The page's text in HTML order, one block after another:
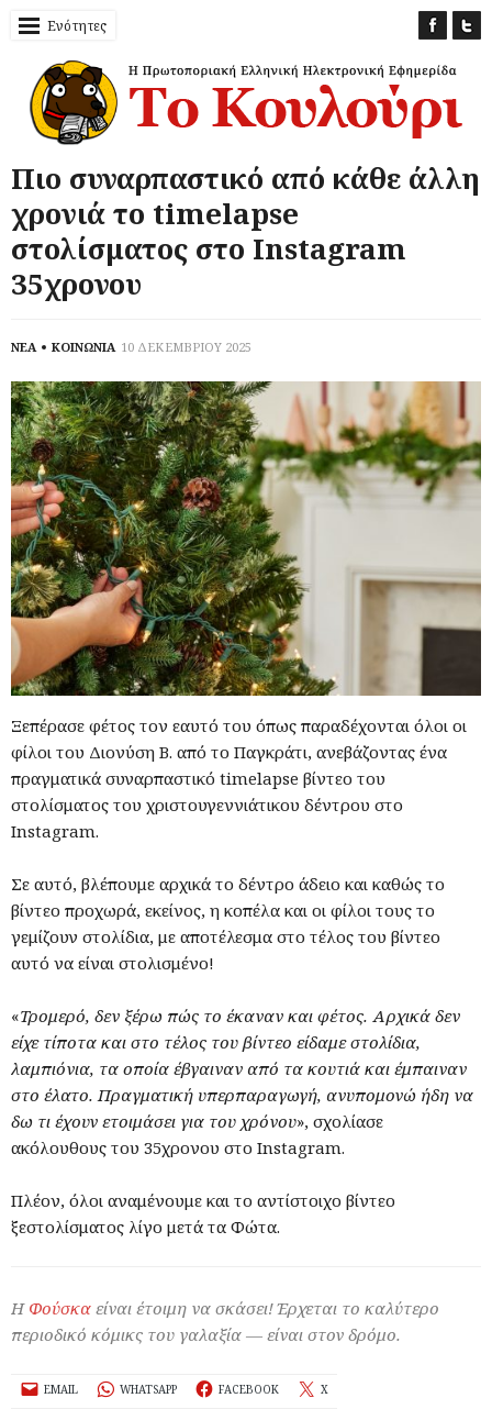
Ενότητες
Πιο συναρπαστικό από κάθε άλλη
χρονιά το timelapse
στολίσματος στο Instagram
35χρονου
ΝΕΑ ΚΟΙΝΩΝΙΑ 10 ΔΕΚΕΜΒΡΙΟΥ 2025
Ξεπέρασε φέτος τον εαυτό του όπως παραδέχονται όλοι οι
φίλοι του Διονύση Β. από το Παγκράτι, ανεβάζοντας ένα
πραγματικά συναρπαστικό timelapse βίντεο του
στολίσματος του χριστουγεννιάτικου δέντρου στο
Instagram.
Σε αυτό, βλέπουμε αρχικά το δέντρο άδειο και καθώς το
βίντεο προχωρά, εκείνος, η κοπέλα και οι φίλοι τους το
γεμίζουν στολίδια, με αποτέλεσμα στο τέλος του βίντεο
αυτό να είναι στολισμένο!
«Τρομερό, δεν ξέρω πώς το έκαναν και φέτος. Αρχικά δεν
είχε τίποτα και στο τέλος του βίντεο είδαμε στολίδια,
λαμπιόνια, τα οποία έβγαιναν από τα κουτιά και έμπαιναν
στο έλατο. Πραγματική υπερπαραγωγή, ανυπομονώ ήδη να
δω τι έχουν ετοιμάσει για του χρόνου», σχολίασε
ακόλουθους του 35χρονου στο Instagram.
Πλέον, όλοι αναμένουμε και το αντίστοιχο βίντεο
ξεστολίσματος λίγο μετά τα Φώτα.
Η Φούσκα είναι έτοιμη να σκάσει! Έρχεται το καλύτερο
περιοδικό κόμικς του γαλαξία — είναι στον δρόμο.
EMAIL WHATSAPP FACEBOOK X